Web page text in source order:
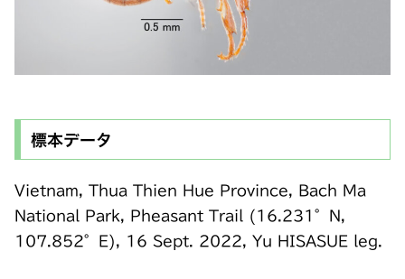
標本データ
Vietnam, Thua Thien Hue Province, Bach Ma
National Park, Pheasant Trail (16.231°N,
107.852°E), 16 Sept. 2022, Yu HISASUE leg.